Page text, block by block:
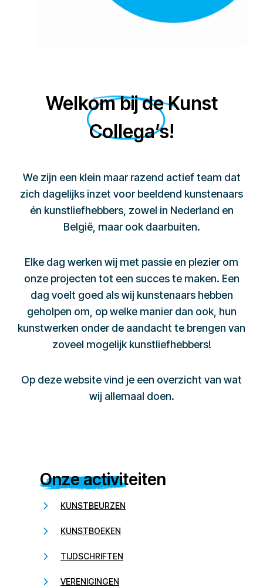
Welkom bij de Kunst
Collega’s!
We zijn een klein maar razend actief team dat
zich dagelijks inzet voor beeldend kunstenaars
én kunstliefhebbers, zowel in Nederland en
België, maar ook daarbuiten.
Elke dag werken wij met passie en plezier om
onze projecten tot een succes te maken. Een
dag voelt goed als wij kunstenaars hebben
geholpen om, op welke manier dan ook, hun
kunstwerken onder de aandacht te brengen van
zoveel mogelijk kunstliefhebbers!
Op deze website vind je een overzicht van wat
wij allemaal doen.
Onze activiteiten
KUNSTBEURZEN
KUNSTBOEKEN
TIJDSCHRIFTEN
VERENIGINGEN